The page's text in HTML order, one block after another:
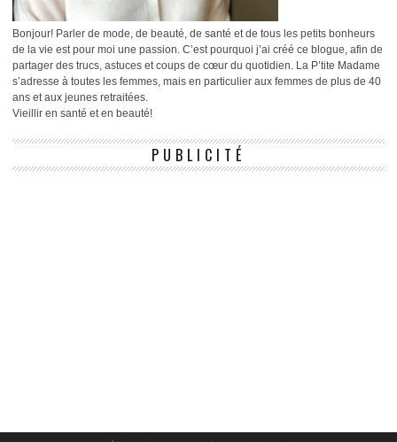
Bonjour! Parler de mode, de beauté, de santé et de tous les petits bonheurs
de la vie est pour moi une passion. C’est pourquoi j’ai créé ce blogue, afin de
partager des trucs, astuces et coups de cœur du quotidien. La P’tite Madame
s’adresse à toutes les femmes, mais en particulier aux femmes de plus de 40
ans et aux jeunes retraitées.
Vieillir en santé et en beauté!
PUBLICITÉ